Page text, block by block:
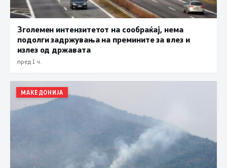
Зголемен интензитетот на сообраќај, нема
подолги задржувања на премините за влез и
излез од државата
пред 1 ч.
МАКЕДОНИЈА